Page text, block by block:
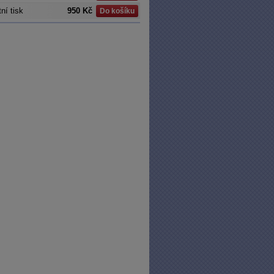
tisk 950 Kč Do košíku